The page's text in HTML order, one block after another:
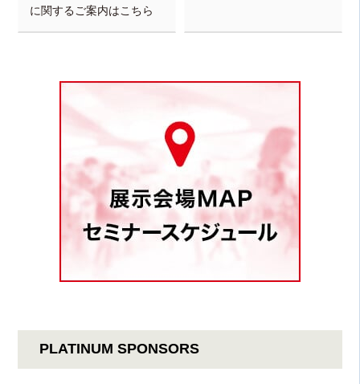
に関するご案内はこちら
PLATINUM SPONSORS